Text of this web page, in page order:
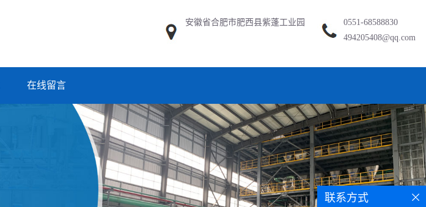
安徽省合肥市肥西县紫蓬工业园
0551-68588830
494205408@qq.com
在线留言
联系方式